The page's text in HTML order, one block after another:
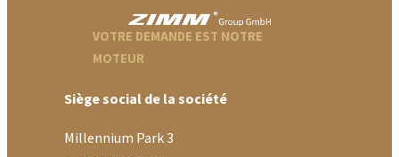
VOTRE DEMANDE EST NOTRE
MOTEUR
Siège social de la société
Millennium Park 3